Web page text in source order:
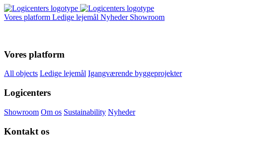
Vores platform Ledige lejemål Nyheder Showroom
Vores platform
All objects Ledige lejemål Igangværende byggeprojekter
Logicenters
Showroom Om os Sustainability Nyheder
Kontakt os